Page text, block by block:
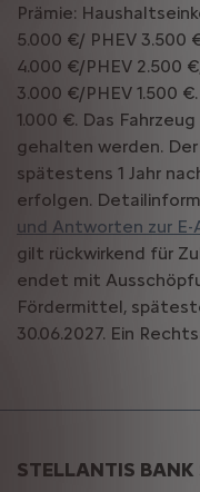
Prämie:
5.000 €/ PHEV 3.500
4.000 €/PHEV 2.500
3.000 €/PHEV 1.500
1.000 €. Das
gehalten werden.
spätestens 1 Jahr
erfolgen.
und Antworten zur
gilt rückwirkend für
endet mit
Fördermittel,
30.06.2027. Ein
STELLANTIS BANK